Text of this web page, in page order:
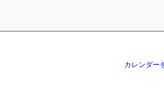
カレンダー